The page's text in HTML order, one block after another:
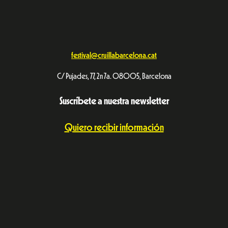
festival@cruillabarcelona.cat
C/ Pujades, 77, 2n 7a. 08005, Barcelona
Suscríbete a nuestra newsletter
Quiero recibir información